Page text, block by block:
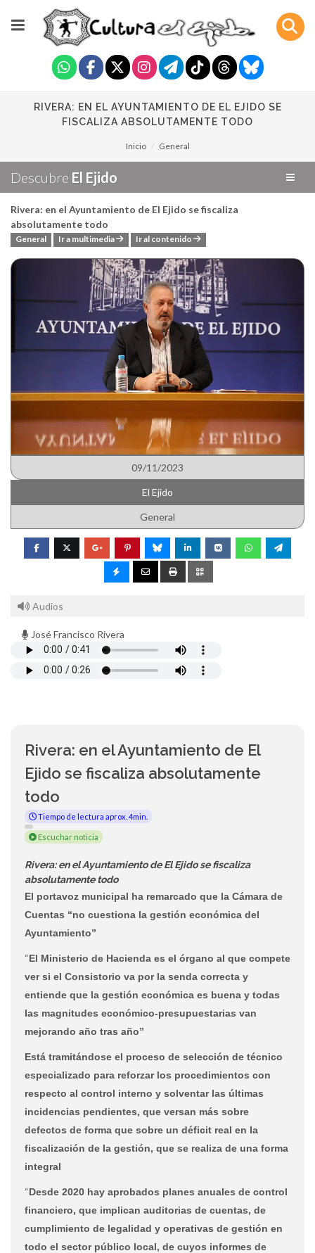
RIVERA: EN EL AYUNTAMIENTO DE EL EJIDO SE
FISCALIZA ABSOLUTAMENTE TODO
Inicio General
Descubre El Ejido
Rivera: en el Ayuntamiento de El Ejido se fiscaliza
absolutamente todo
General Ir a multimedia Ir al contenido
09/11/2023
El Ejido
General
Audios
José Francisco Rivera
Rivera: en el Ayuntamiento de El
Ejido se fiscaliza absolutamente
todo
Tiempo de lectura aprox. 4min.
Escuchar noticia
Rivera: en el Ayuntamiento de El Ejido se fiscaliza
absolutamente todo
El portavoz municipal ha remarcado que la Cámara de
Cuentas “no cuestiona la gestión económica del
Ayuntamiento”
“El Ministerio de Hacienda es el órgano al que compete
ver si el Consistorio va por la senda correcta y
entiende que la gestión económica es buena y todas
las magnitudes económico-presupuestarias van
mejorando año tras año”
Está tramitándose el proceso de selección de técnico
especializado para reforzar los procedimientos con
respecto al control interno y solventar las últimas
incidencias pendientes, que versan más sobre
defectos de forma que sobre un déficit real en la
fiscalización de la gestión, que se realiza de una forma
integral
“Desde 2020 hay aprobados planes anuales de control
financiero, que implican auditorias de cuentas, de
cumplimiento de legalidad y operativas de gestión en
todo el sector público local, de cuyos informes de